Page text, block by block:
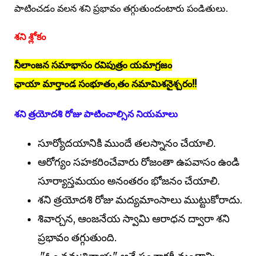
పాటించడం వలన శని ప్రభావం తగ్గుతుందంటారు పండితులు.
శని శ్లోకం
నీలాంజన సమాభాసం రవిపుత్రం యమాగ్రజం
ఛాయా మార్తాండ సంభూతం,తం నమామిశనైశ్చరం!!
శని త్రయోదశి రోజు పాటించాల్సిన నియమాలు
సూర్యోదయానికి ముందే తలస్నానం చేయాలి.
ఆరోగ్యం సహకరించేవారు రోజంతా ఉపవాసం ఉండి
సూర్యాస్తమయం అనంతరం భోజనం చేయాలి.
శని త్రయోదశి రోజు మద్యమాంసాలు ముట్టుకోరాదు.
శివార్చన, ఆంజనేయ స్వామి ఆరాధన ద్వారా శని
ప్రభావం తగ్గుతుంది.